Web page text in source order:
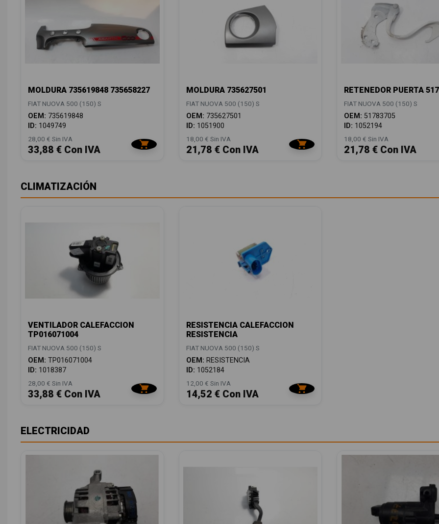
MOLDURA 735619848 735658227
FIAT NUOVA 500 (150) S
OEM: 735619848
ID: 1049749
28,00 € Sin IVA
33,88 € Con IVA
MOLDURA 735627501
FIAT NUOVA 500 (150) S
OEM: 735627501
ID: 1051900
18,00 € Sin IVA
21,78 € Con IVA
RETENEDOR PUERTA
FIAT NUOVA 500 (150) S
OEM: 51783705
ID: 1052194
18,00 € Sin IVA
21,78 € Con IVA
CLIMATIZACIÓN
VENTILADOR CALEFACCION
TP016071004
FIAT NUOVA 500 (150) S
OEM: TP016071004
ID: 1018387
28,00 € Sin IVA
33,88 € Con IVA
RESISTENCIA CALEFACCION
RESISTENCIA
FIAT NUOVA 500 (150) S
OEM: RESISTENCIA
ID: 1052184
12,00 € Sin IVA
14,52 € Con IVA
ELECTRICIDAD